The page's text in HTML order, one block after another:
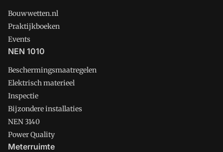
Bouwwetten.nl
Praktijkboeken
Events
NEN 1010
Beschermingsmaatregelen
Elektrisch materieel
Inspectie
Bijzondere installaties
NEN 3140
Power Quality
Meterruimte